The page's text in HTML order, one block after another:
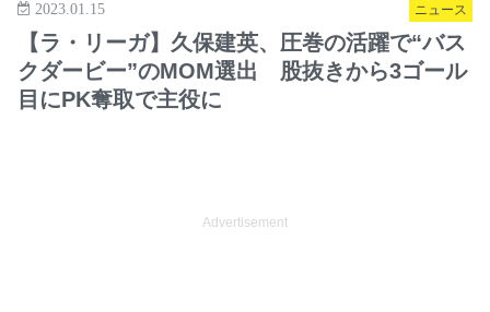
ニュース
2023.01.15
【ラ・リーガ】久保建英、圧巻の活躍で“バス
クダービー”のMOM選出 股抜きから3ゴール
目にPK奪取で主役に
Advertisement